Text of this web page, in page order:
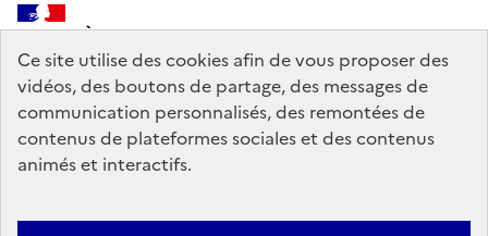
Ce site utilise des cookies afin de vous proposer des
vidéos, des boutons de partage, des messages de
communication personnalisés, des remontées de
contenus de plateformes sociales et des contenus
animés et interactifs.
MINISTÈRE
DE LA CULTURE
legifrance.gouv.fr
service-public.gouv.fr
data.gouv.fr